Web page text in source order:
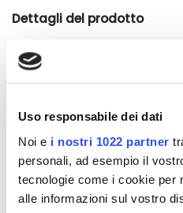
Uso responsabile dei dati
Noi e i nostri 1022 partner
personali, ad esempio il
tecnologie come i cookie per
alle informazioni sul vostro
Dettagli del prodotto
About Solgar
Altri prodotti